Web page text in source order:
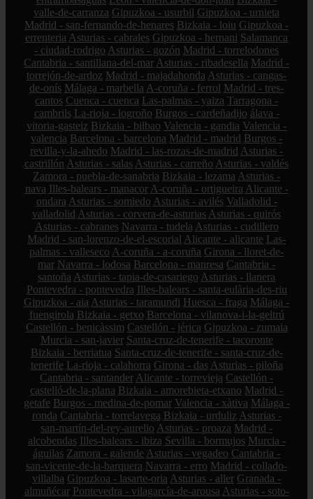
valle-de-carranza Gipuzkoa - usurbil Gipuzkoa - urnieta
Madrid - san-fernando-de-henares Bizkaia - loiu Gipuzkoa -
errenteria Asturias - cabrales Gipuzkoa - hernani Salamanca
- ciudad-rodrigo Asturias - gozón Madrid - torrelodones
Cantabria - santillana-del-mar Asturias - ribadesella Madrid -
torrejón-de-ardoz Madrid - majadahonda Asturias - cangas-
de-onís Málaga - marbella A-coruña - ferrol Madrid - tres-
cantos Cuenca - cuenca Las-palmas - yaiza Tarragona -
cambrils La-rioja - logroño Burgos - cardeñadijo álava -
vitoria-gasteiz Bizkaia - bilbao Valencia - gandia Valencia -
valencia Barcelona - barcelona Madrid - madrid Burgos -
revilla-y-la-ahedo Madrid - las-rozas-de-madrid Asturias -
castrillón Asturias - salas Asturias - carreño Asturias - valdés
Zamora - puebla-de-sanabria Bizkaia - lezama Asturias -
nava Illes-balears - manacor A-coruña - ortigueira Alicante -
ondara Asturias - somiedo Asturias - avilés Valladolid -
valladolid Asturias - corvera-de-asturias Asturias - quirós
Asturias - cabranes Navarra - tudela Asturias - cudillero
Madrid - san-lorenzo-de-el-escorial Alicante - alicante Las-
palmas - valleseco A-coruña - a-coruña Girona - lloret-de-
mar Navarra - lodosa Barcelona - manresa Cantabria -
santoña Asturias - tapia-de-casariego Asturias - llanera
Pontevedra - pontevedra Illes-balears - santa-eulària-des-riu
Gipuzkoa - aia Asturias - taramundi Huesca - fraga Málaga -
fuengirola Bizkaia - getxo Barcelona - vilanova-i-la-geltrú
Castellón - benicàssim Castellón - jérica Gipuzkoa - zumaia
Murcia - san-javier Santa-cruz-de-tenerife - tacoronte
Bizkaia - berriatua Santa-cruz-de-tenerife - santa-cruz-de-
tenerife La-rioja - calahorra Girona - das Asturias - piloña
Cantabria - santander Alicante - torrevieja Castellón -
castelló-de-la-plana Bizkaia - amorebieta-etxano Madrid -
getafe Burgos - medina-de-pomar Valencia - xàtiva Málaga -
ronda Cantabria - torrelavega Bizkaia - urduliz Asturias -
san-martín-del-rey-aurelio Asturias - proaza Madrid -
alcobendas Illes-balears - ibiza Sevilla - bormujos Murcia -
águilas Zamora - galende Asturias - vegadeo Cantabria -
san-vicente-de-la-barquera Navarra - erro Madrid - collado-
villalba Gipuzkoa - lasarte-oria Asturias - aller Granada -
almuñécar Pontevedra - vilagarcía-de-arousa Asturias - soto-